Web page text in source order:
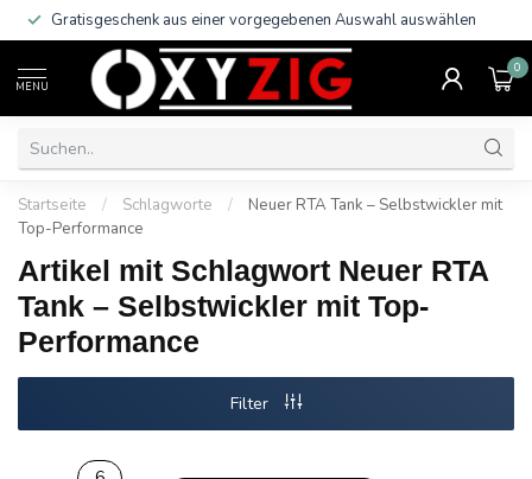
Gratisgeschenk aus einer vorgegebenen Auswahl auswählen
MENU
0
Startseite / Schlagworte /
Neuer RTA Tank – Selbstwickler mit
Top-Performance
Artikel mit Schlagwort Neuer RTA
Tank – Selbstwickler mit Top-
Performance
Filter